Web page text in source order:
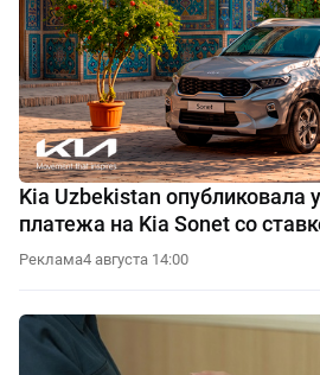
Kia Uzbekistan опубликовала
платежа на Kia Sonet со
Реклама4 августа 14:00